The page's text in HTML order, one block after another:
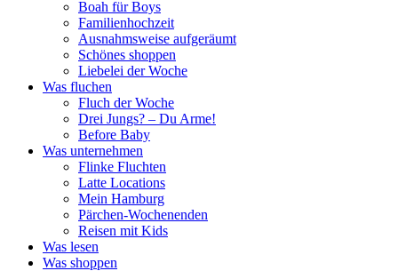
Boah für Boys
Familienhochzeit
Ausnahmsweise aufgeräumt
Schönes shoppen
Liebelei der Woche
Was fluchen
Fluch der Woche
Drei Jungs? – Du Arme!
Before Baby
Was unternehmen
Flinke Fluchten
Latte Locations
Mein Hamburg
Pärchen-Wochenenden
Reisen mit Kids
Was lesen
Was shoppen